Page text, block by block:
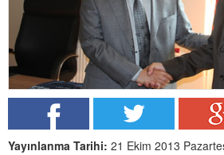
Yayınlanma Tarihi: 21 Ekim 2013